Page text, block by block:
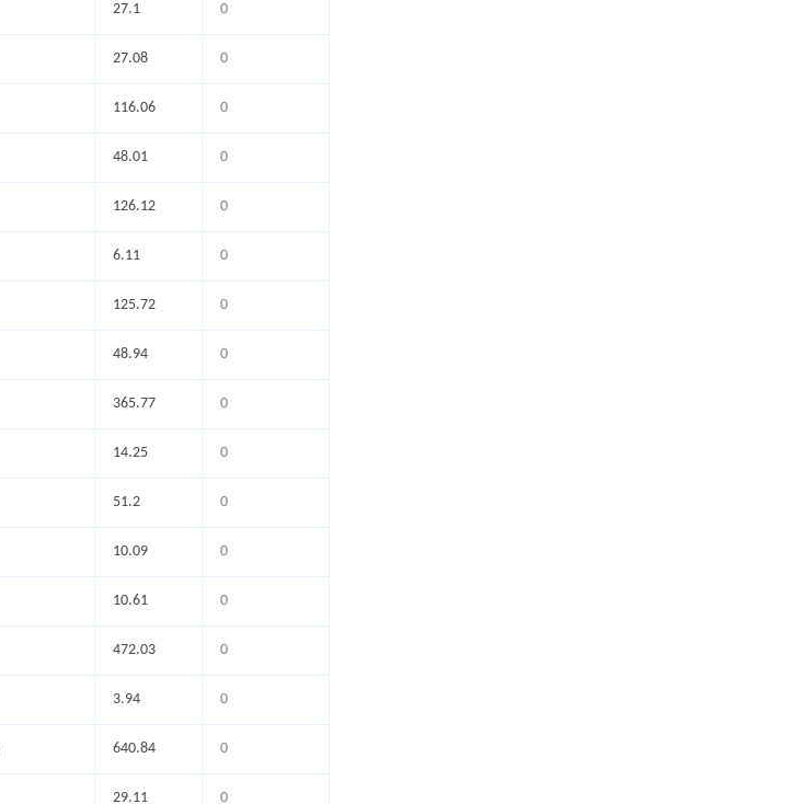
27.1 0
27.08 0
116.06 0
48.01 0
126.12 0
6.11 0
125.72 0
48.94 0
365.77 0
14.25 0
51.2 0
10.09 0
10.61 0
472.03 0
3.94 0
640.84 0
29.11 0